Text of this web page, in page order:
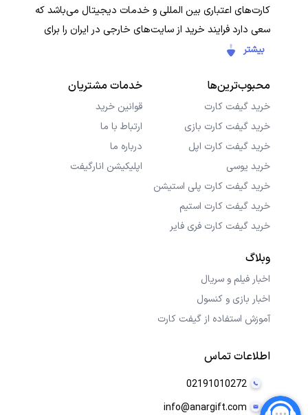
کارت‌های اعتباری بین المللی و خدمات دیجیتال می‌باشد که
سعی دارد فرایند خرید از سایت‌های خارجی در ایران را برای
کاربران ایرانی ساده‌تر کند. هدف ما ارائه تجربه‌ای سریع، امن و
کاربران با خیال راحت خرید کنند و در کمترین زمان دریافت
کنند.
بیشتر
محبوب‌ترین‌ها
خرید گیفت کارت
خرید گیفت کارت بازی
خرید گیفت کارت اپل
خرید یوسی
خرید گیفت کارت پلی استیشن
خرید گیفت کارت استیم
خرید گیفت کارت فری فایر
خدمات مشتریان
قوانین خرید
ارتباط با ما
درباره ما
اپلیکیشن انارگیفت
وبلاگ
اخبار فیلم و سریال
اخبار بازی و کنسول
آموزش استفاده از گیفت کارت
اطلاعات تماس
02191010272
info@anargift.com